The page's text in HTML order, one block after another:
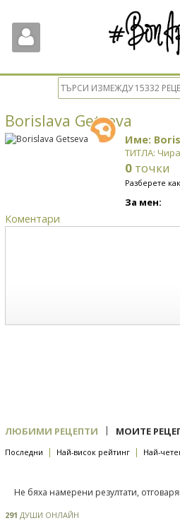
Borislava Getseva
Име:
ТИТЛА:
0 точки
Разберете
За мен:
Коментари
ЛЮБИМИ РЕЦЕПТИ | МОИТЕ
Последни | Най-висок рейтинг | Най-
Не бяха намерени резултати,
291 ДУШИ ОНЛАЙН